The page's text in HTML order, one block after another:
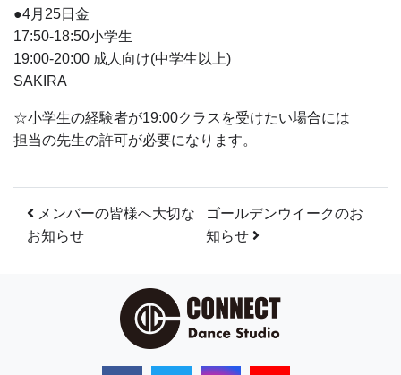
●4月25日金
17:50-18:50小学生
19:00-20:00 成人向け(中学生以上)
SAKIRA
☆小学生の経験者が19:00クラスを受けたい場合には
担当の先生の許可が必要になります。
投稿ナビゲーション
メンバーの皆様へ大切な
お知らせ
ゴールデンウイークのお
知らせ